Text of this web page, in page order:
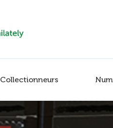
Collectionneurs